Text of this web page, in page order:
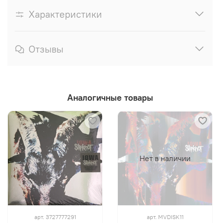
Характеристики
Отзывы
Аналогичные товары
арт. 3727777291
Нет в наличии
арт. MVDISK11